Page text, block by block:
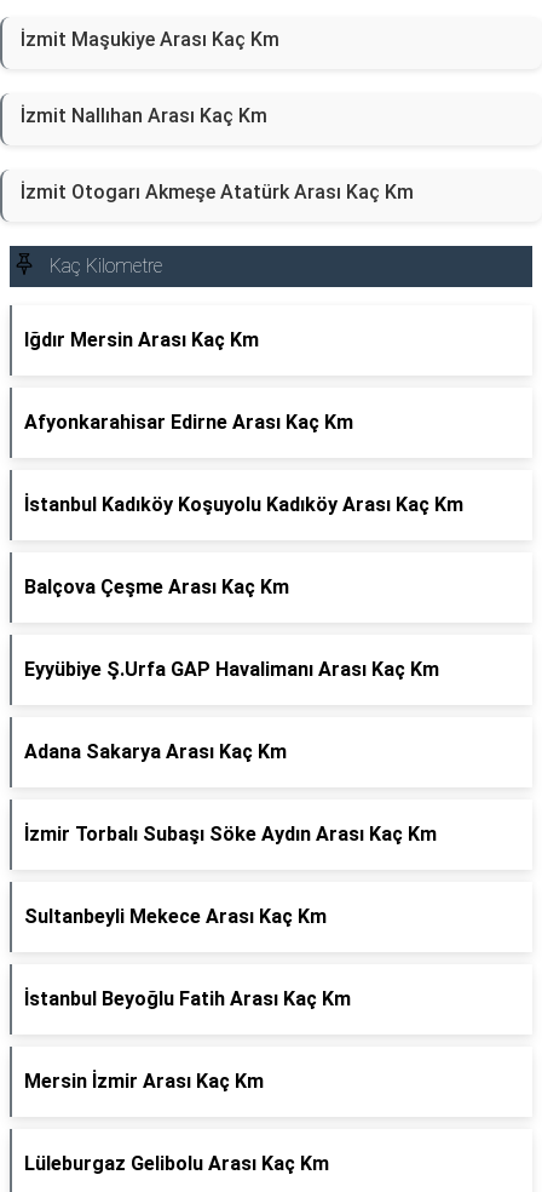
İzmit Maşukiye Arası Kaç Km
İzmit Nallıhan Arası Kaç Km
İzmit Otogarı Akmeşe Atatürk Arası Kaç Km
Kaç Kilometre
Iğdır Mersin Arası Kaç Km
Afyonkarahisar Edirne Arası Kaç Km
İstanbul Kadıköy Koşuyolu Kadıköy Arası Kaç Km
Balçova Çeşme Arası Kaç Km
Eyyübiye Ş.Urfa GAP Havalimanı Arası Kaç Km
Adana Sakarya Arası Kaç Km
İzmir Torbalı Subaşı Söke Aydın Arası Kaç Km
Sultanbeyli Mekece Arası Kaç Km
İstanbul Beyoğlu Fatih Arası Kaç Km
Mersin İzmir Arası Kaç Km
Lüleburgaz Gelibolu Arası Kaç Km